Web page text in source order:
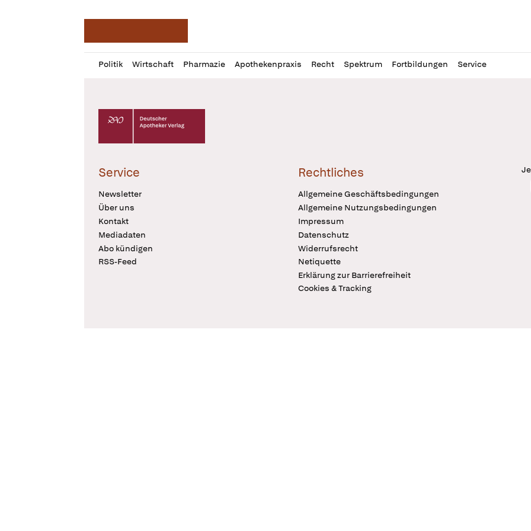
Politik Wirtschaft Pharmazie Apothekenpraxis Recht Spektrum Fortbildungen Service
Profil
öffnen
Daz
Pur
Deutscher Apotheker Verlag Logo
Service
Newsletter
Über uns
Kontakt
Mediadaten
Abo kündigen
RSS-Feed
Rechtliches
Allgemeine Geschäftsbedingungen
Allgemeine Nutzungsbedingungen
Impressum
Datenschutz
Widerrufsrecht
Netiquette
Erklärung zur Barrierefreiheit
Cookies & Tracking